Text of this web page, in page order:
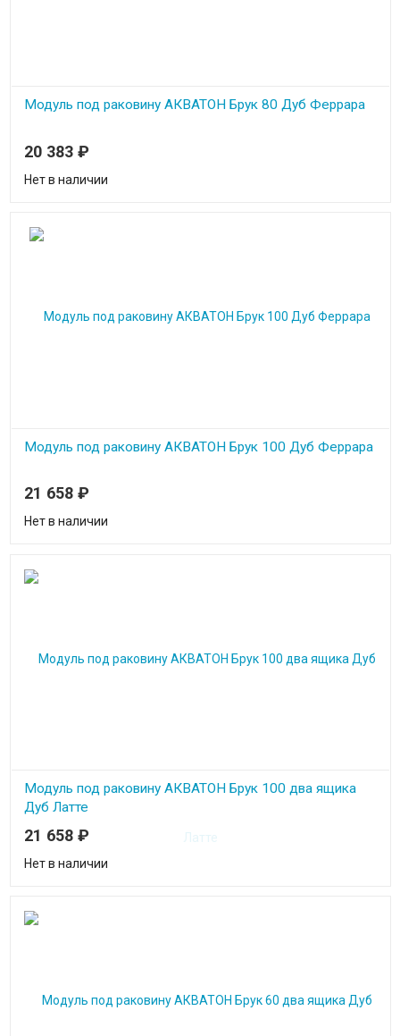
Модуль под раковину АКВАТОН Брук 80 Дуб Феррара
20 383 ₽
Нет в наличии
Модуль под раковину АКВАТОН Брук 100 Дуб Феррара
Высота 50 см
Глубина 44.3 см
21 658 ₽
Нет в наличии
Модуль под раковину АКВАТОН Брук 100 два ящика
Дуб Латте
21 658 ₽
Нет в наличии